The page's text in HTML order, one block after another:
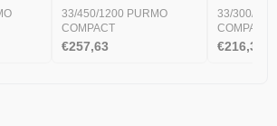
33/450/1200 PURMO
COMPACT
€257,63
33/300/
COMPACT
€216,36